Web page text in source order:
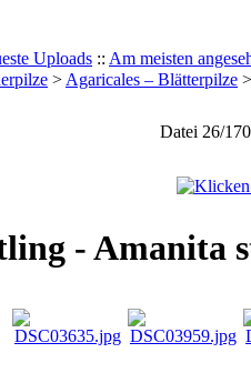
Uploads :: Am meisten
> Agaricales – Blätterpilze
Datei 26/170
- Amanita